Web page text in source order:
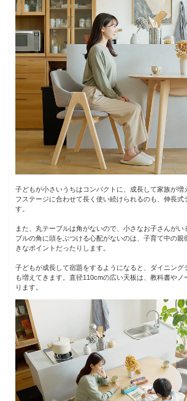
子どもが小さいうちはコンパクトに、成長して家族が増
フステージに合わせて長く使い続けられるのも、伸長式
す。
また、丸テーブルは角がないので、小さなお子さんがい
ブルの角に頭をぶつける心配がないのは、子育て中の親
きなポイントだったりします。
子どもが成長して宿題をするようになると、ダイニング
も増えてきます。直径110cmの広い天板は、教科書やノ
ります。